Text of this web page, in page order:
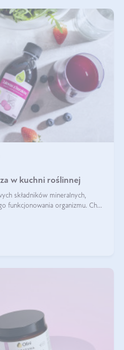
w kuchni roślinnej
składników mineralnych,
funkcjonowania organizmu. Choć